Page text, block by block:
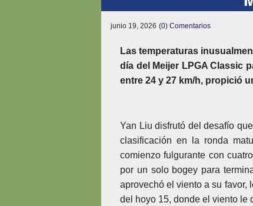
junio 19, 2026 (0) Comentarios
Las temperaturas
día del Meijer LPGA Classic
entre 24 y 27 km/h, propició
Yan Liu disfrutó del desafío
clasificación en la ronda
comienzo fulgurante con
por un solo bogey para
aprovechó el viento a su favor,
del hoyo 15, donde el viento le